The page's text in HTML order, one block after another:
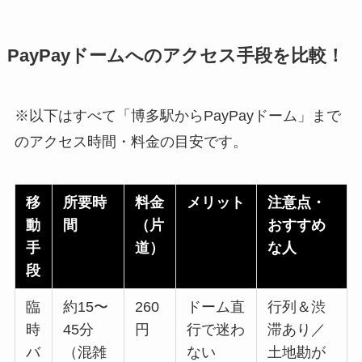
PayPayドームへのアクセス手段を比較！
※以下はすべて「博多駅からPayPayドーム」まで
のアクセス時間・料金の目安です。
移
動
手
段
所要時
間
料金
（片
道）
メリット
注意点・
おすすめ
な人
臨
時
バ
約15〜
45分
（混雑
260
円
ドーム直
行で迷わ
ない
行列＆渋
滞あり／
土地勘が